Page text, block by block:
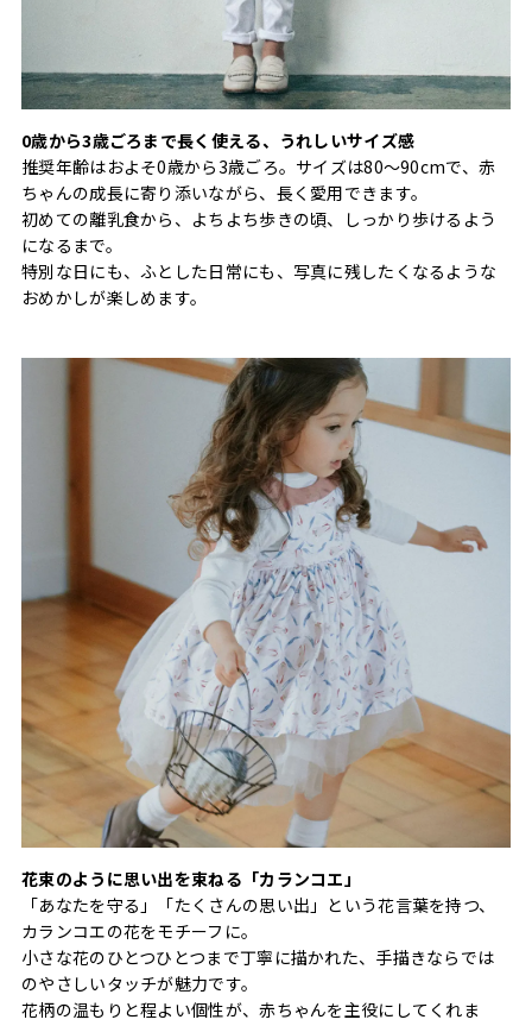
0歳から3歳ごろまで長く使える、うれしいサイズ感
推奨年齢はおよそ0歳から3歳ごろ。サイズは80〜90cmで、赤
ちゃんの成長に寄り添いながら、長く愛用できます。
初めての離乳食から、よちよち歩きの頃、しっかり歩けるよう
になるまで。
特別な日にも、ふとした日常にも、写真に残したくなるような
おめかしが楽しめます。
花束のように思い出を束ねる「カランコエ」
「あなたを守る」「たくさんの思い出」という花言葉を持つ、
カランコエの花をモチーフに。
小さな花のひとつひとつまで丁寧に描かれた、手描きならでは
のやさしいタッチが魅力です。
花柄の温もりと程よい個性が、赤ちゃんを主役にしてくれま